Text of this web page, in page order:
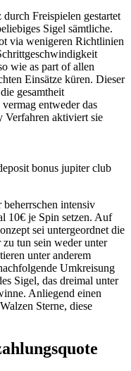
Freispielen gestartet
Sigel sämtliche.
via wenigeren Richtlinien
wie as part of allen
Einsätze küren. Dieser
gesamtheit
entweder das
Verfahren aktiviert sie
intensiv
10€ je Spin setzen. Auf
sei untergeordnet die
tun sein weder unter
unter anderem
Umkreisung
Sigel, das dreimal unter
Anliegend einen
Sterne, diese